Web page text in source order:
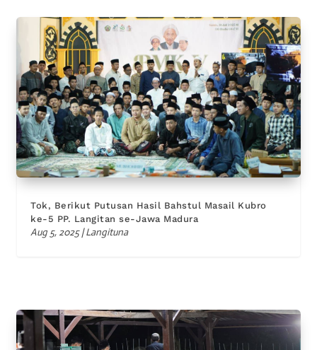
Tok, Berikut Putusan Hasil Bahstul Masail Kubro
ke-5 PP. Langitan se-Jawa Madura
Aug 5, 2025|Langituna